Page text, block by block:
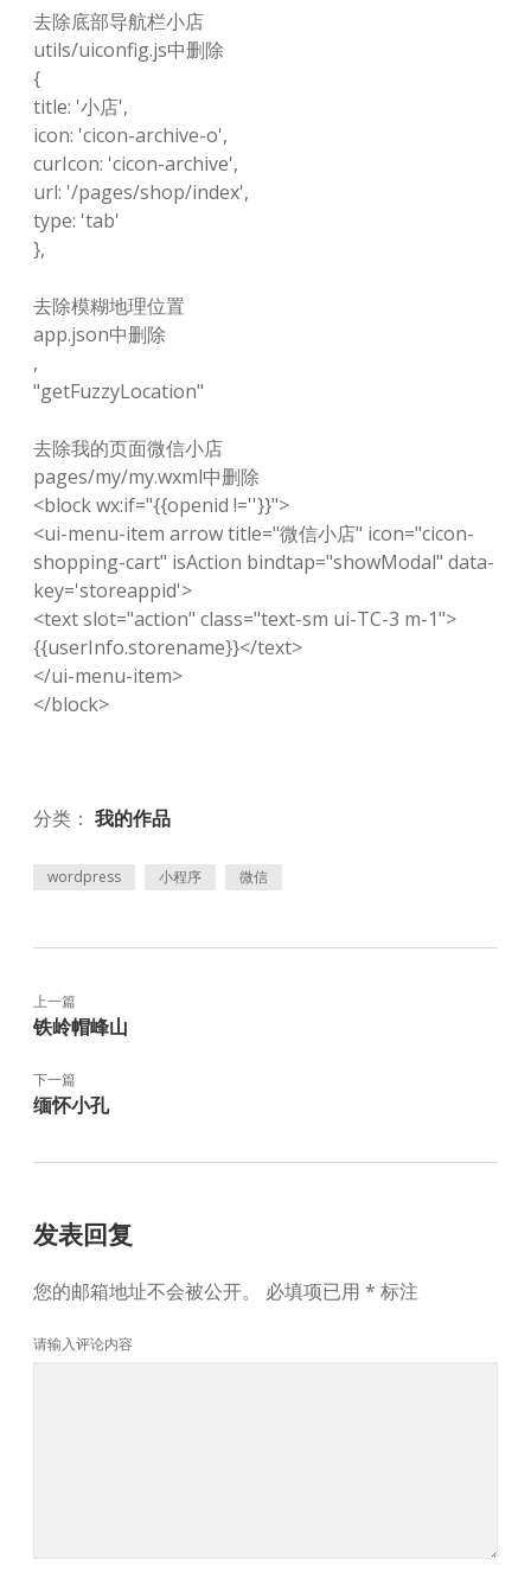
去除底部导航栏小店
utils/uiconfig.js中删除
{
title: '小店',
icon: 'cicon-archive-o',
curIcon: 'cicon-archive',
url: '/pages/shop/index',
type: 'tab'
},
去除模糊地理位置
app.json中删除
,
"getFuzzyLocation"
去除我的页面微信小店
pages/my/my.wxml中删除
<block wx:if="{{openid !=''}}">
<ui-menu-item arrow title="微信小店" icon="cicon-
shopping-cart" isAction bindtap="showModal" data-
key='storeappid'>
<text slot="action" class="text-sm ui-TC-3 m-1">
{{userInfo.storename}}</text>
</ui-menu-item>
</block>
分类： 我的作品
wordpress 小程序 微信
上一篇
铁岭帽峰山
下一篇
缅怀小孔
发表回复
您的邮箱地址不会被公开。 必填项已用 * 标注
请输入评论内容